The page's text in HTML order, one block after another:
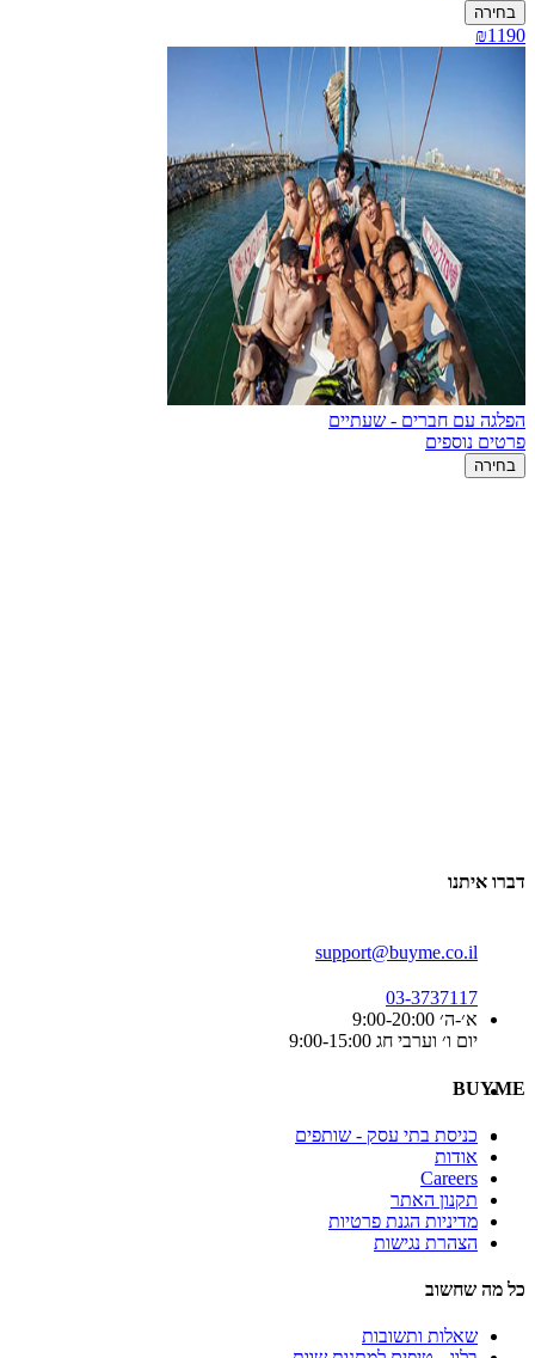
בחירה
₪1190
הפלגה עם חברים - שעתיים
פרטים נוספים
בחירה
דברו איתנו
support@buyme.co.il
03-3737117
א׳-ה׳ 9:00-20:00
יום ו׳ וערבי חג 9:00-15:00
BUYME
כניסת בתי עסק - שותפים
אודות
Careers
תקנון האתר
מדיניות הגנת פרטיות
הצהרת נגישות
כל מה שחשוב
שאלות ותשובות